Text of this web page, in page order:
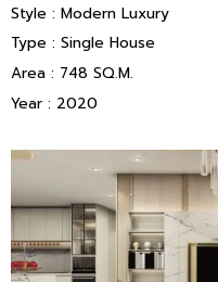
Style : Modern Luxury
Type : Single House
Area : 748 SQ.M.
Year : 2020